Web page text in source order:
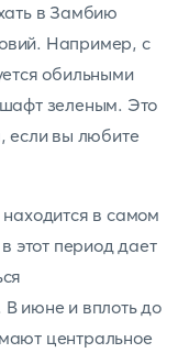
в Замбию
Например, с
обильными
зеленым. Это
если вы любите
находится в самом
этот период дает
июне и вплоть до
центральное